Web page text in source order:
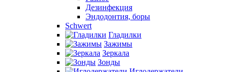
Дезинфекция
Эндодонтия, боры
Schwert
Гладилки
Зажимы
Зеркала
Зонды